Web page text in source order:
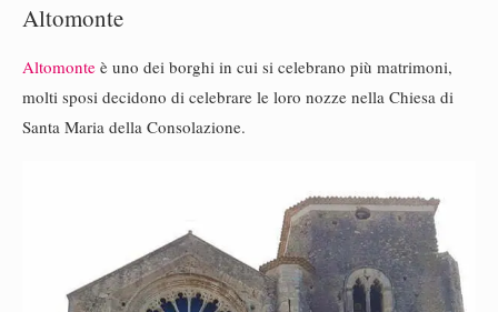
Altomonte
Altomonte è uno dei borghi in cui si celebrano più matrimoni,
molti sposi decidono di celebrare le loro nozze nella Chiesa di
Santa Maria della Consolazione.